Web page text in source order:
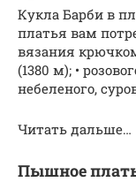
Кукла Барби в
платья вам
вязания
(1380 м); •
небеленого,
Читать дальше…
Пышное